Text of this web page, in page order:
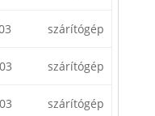
szárítógép
szárítógép
szárítógép